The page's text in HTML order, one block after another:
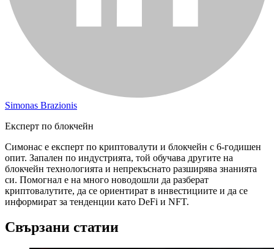
Simonas Brazionis
Експерт по блокчейн
Симонас е експерт по криптовалути и блокчейн с 6-годишен
опит. Запален по индустрията, той обучава другите на
блокчейн технологията и непрекъснато разширява знанията
си. Помогнал е на много новодошли да разберат
криптовалутите, да се ориентират в инвестициите и да се
информират за тенденции като DeFi и NFT.
Свързани статии